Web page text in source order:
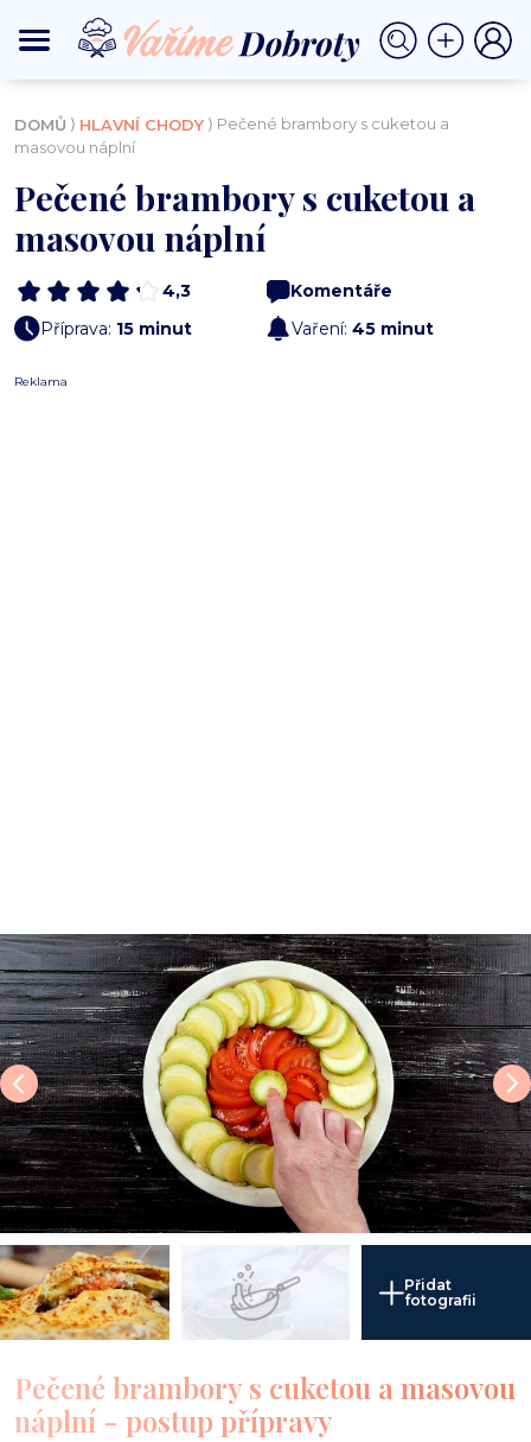
DOMŮ ⟩ HLAVNÍ CHODY ⟩ Pečené brambory s cuketou a
masovou náplní
Pečené brambory s cuketou a
masovou náplní
4,3
Komentáře
Příprava: 15 minut Vaření: 45 minut
Reklama
Přidat
fotografii
Pečené brambory s cuketou a masovou
náplní - postup přípravy